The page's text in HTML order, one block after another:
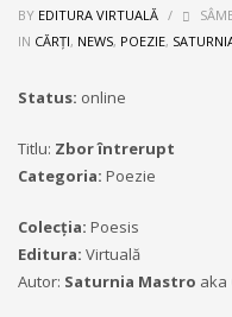
BY EDITURA VIRTUALĂ /
IN CĂRȚI, NEWS, POEZIE,
Status: online
Titlu: Zbor întrerupt
Categoria: Poezie
Colecţia: Poesis
Editura: Virtuală
Autor: Saturnia Mastro aka